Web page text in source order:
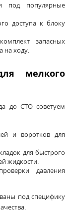
под популярные
доступа к блоку
запасных
на ходу.
мелкого
до СТО советуем
и воротков для
для быстрого
жидкости.
давления
под специфику